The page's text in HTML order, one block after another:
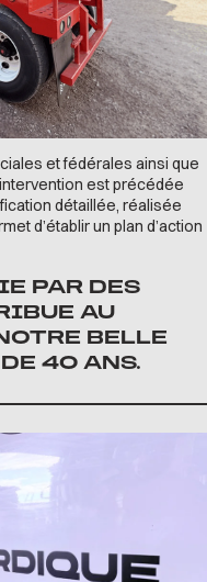
et fédérales ainsi que
est précédée
détaillée, réalisée
d’établir un plan d’action
PAR DES
AU
BELLE
40 ANS.